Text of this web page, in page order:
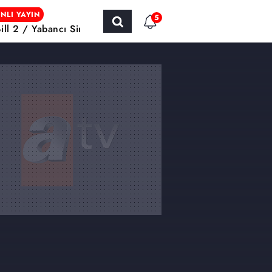
YAYIN
2 / Yabancı Sinema
5